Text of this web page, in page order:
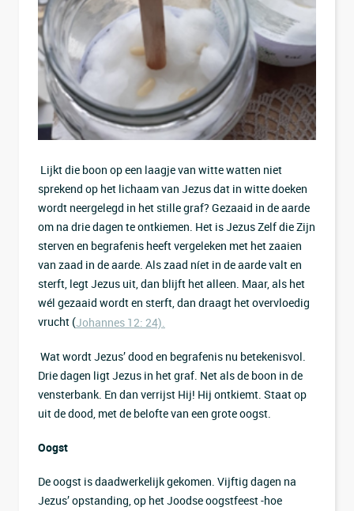
Lijkt die boon op een laagje van witte watten niet
sprekend op het lichaam van Jezus dat in witte doeken
wordt neergelegd in het stille graf? Gezaaid in de aarde
om na drie dagen te ontkiemen. Het is Jezus Zelf die Zijn
sterven en begrafenis heeft vergeleken met het zaaien
van zaad in de aarde. Als zaad níet in de aarde valt en
sterft, legt Jezus uit, dan blijft het alleen. Maar, als het
wél gezaaid wordt en sterft, dan draagt het overvloedig
vrucht (Johannes 12: 24).
Wat wordt Jezus’ dood en begrafenis nu betekenisvol.
Drie dagen ligt Jezus in het graf. Net als de boon in de
vensterbank. En dan verrijst Hij! Hij ontkiemt. Staat op
uit de dood, met de belofte van een grote oogst.
Oogst
De oogst is daadwerkelijk gekomen. Vijftig dagen na
Jezus’ opstanding, op het Joodse oogstfeest -hoe